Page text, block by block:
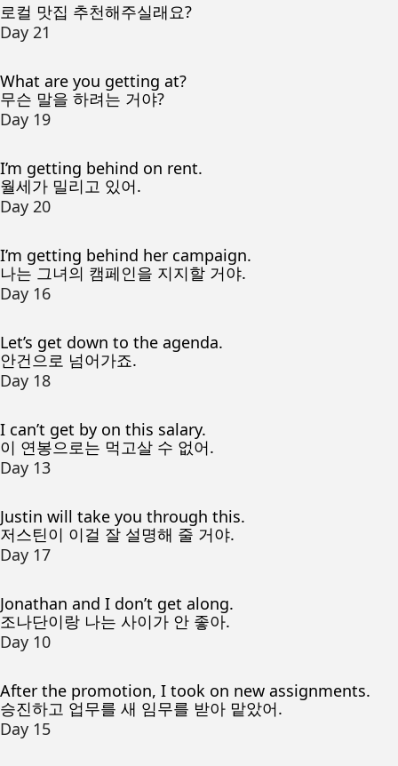
로컬 맛집 추천해주실래요?
Day 21
What are you getting at?
무슨 말을 하려는 거야?
Day 19
I’m getting behind on rent.
월세가 밀리고 있어.
Day 20
I’m getting behind her campaign.
나는 그녀의 캠페인을 지지할 거야.
Day 16
Let’s get down to the agenda.
안건으로 넘어가죠.
Day 18
I can’t get by on this salary.
이 연봉으로는 먹고살 수 없어.
Day 13
Justin will take you through this.
저스틴이 이걸 잘 설명해 줄 거야.
Day 17
Jonathan and I don’t get along.
조나단이랑 나는 사이가 안 좋아.
Day 10
After the promotion, I took on new assignments.
승진하고 업무를 새 임무를 받아 맡았어.
Day 15